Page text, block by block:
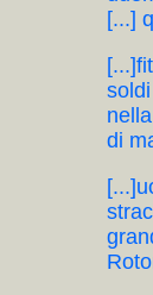
[...]
di